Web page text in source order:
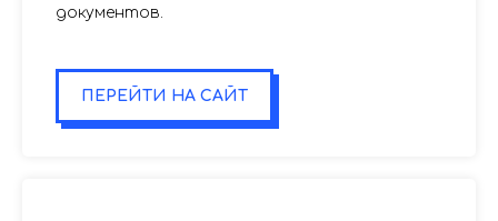
документов.
ПЕРЕЙТИ НА САЙТ